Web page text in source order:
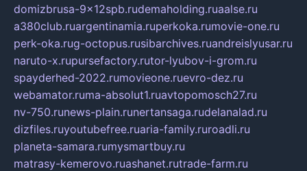
domizbrusa-9x12spb.rudemaholding.ruaalse.ru
a380club.ruargentinamia.ruperkoka.rumovie-one.ru
perk-oka.rug-octopus.rusibarchives.ruandreislyusar.ru
naruto-x.rupursefactory.rutor-lyubov-i-grom.ru
spayderhed-2022.rumovieone.ruevro-dez.ru
webamator.ruma-absolut1.ruavtopomosch27.ru
nv-750.runews-plain.runertansaga.rudelanalad.ru
dizfiles.ruyoutubefree.ruaria-family.ruroadli.ru
planeta-samara.rumysmartbuy.ru
matrasy-kemerovo.ruashanet.rutrade-farm.ru